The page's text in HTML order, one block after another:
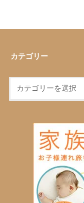
カテゴリー